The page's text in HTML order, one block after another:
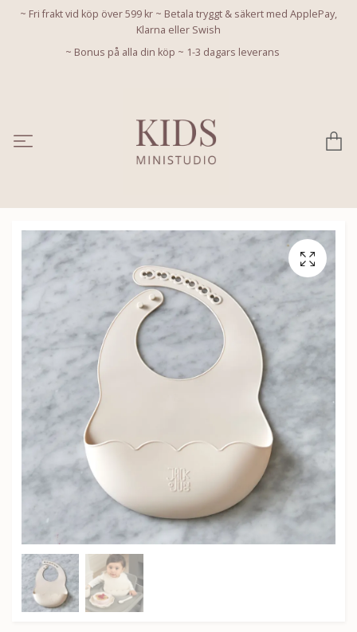
~ Fri frakt vid köp över 599 kr ~ Betala tryggt & säkert med ApplePay,
Klarna eller Swish
~ Bonus på alla din köp ~ 1-3 dagars leverans